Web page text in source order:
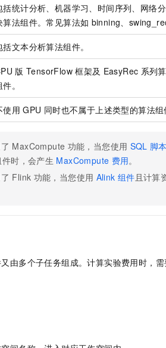
括统计分析、机器学习、时间序列、网络
算法组件。常见算法如 binning、
括文本分析算法组件。
版 TensorFlow 框架及 EasyRec 系列
。
使用 GPU 同时也不属于上述类型的算法组
MaxCompute 功能，当您使用 SQL 脚本
件时，会产生 MaxCompute 费用。
Flink 功能，当您使用 Alink 组件 且计算
由多个子任务组成。计算实验费用时，